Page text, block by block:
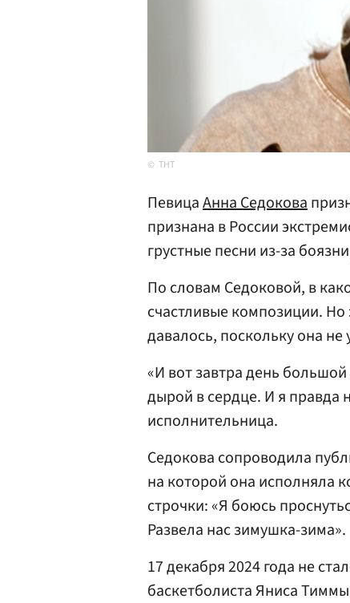
ТНТ
ПевицаАнна Седокова
признана в России
грустные песни из-за
По словам Седоковой, в
счастливые композиции.
давалось, поскольку она
«И вот завтра день
дырой в сердце. И я правда
исполнительница.
Седокова сопроводила
на которой она исполняла
строчки: «Я боюсь
Развела нас зимушка-зима».
17 декабря 2024 года не
баскетболиста Яниса